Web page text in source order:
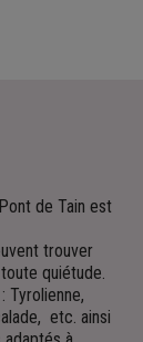
de Tain est
trouver
quiétude.
Tyrolienne,
etc. ainsi